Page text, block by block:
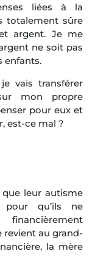
liées à la
totalement sûre
argent. Je me
ne soit pas
enfants.
vais transférer
mon propre
pour eux et
est-ce mal ?
leur autisme
pour qu’ils ne
revient au grand-
la mère